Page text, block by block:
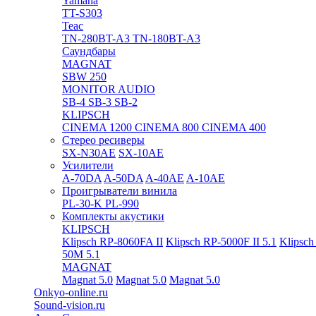
TT-S303
Teac
TN-280BT-A3 TN-180BT-A3
Саундбары
MAGNAT
SBW 250
MONITOR AUDIO
SB-4 SB-3 SB-2
KLIPSCH
CINEMA 1200 CINEMA 800 CINEMA 400
Стерео ресиверы
SX-N30AE SX-10AE
Усилители
A-70DA A-50DA A-40AE A-10AE
Проигрыватели винила
PL-30-K PL-990
Комплекты акустики
KLIPSCH
Klipsch RP-8060FA II Klipsch RP-5000F II 5.1 Klipsch
50M 5.1
MAGNAT
Magnat 5.0 Magnat 5.0 Magnat 5.0
Onkyo-online.ru
Sound-vision.ru